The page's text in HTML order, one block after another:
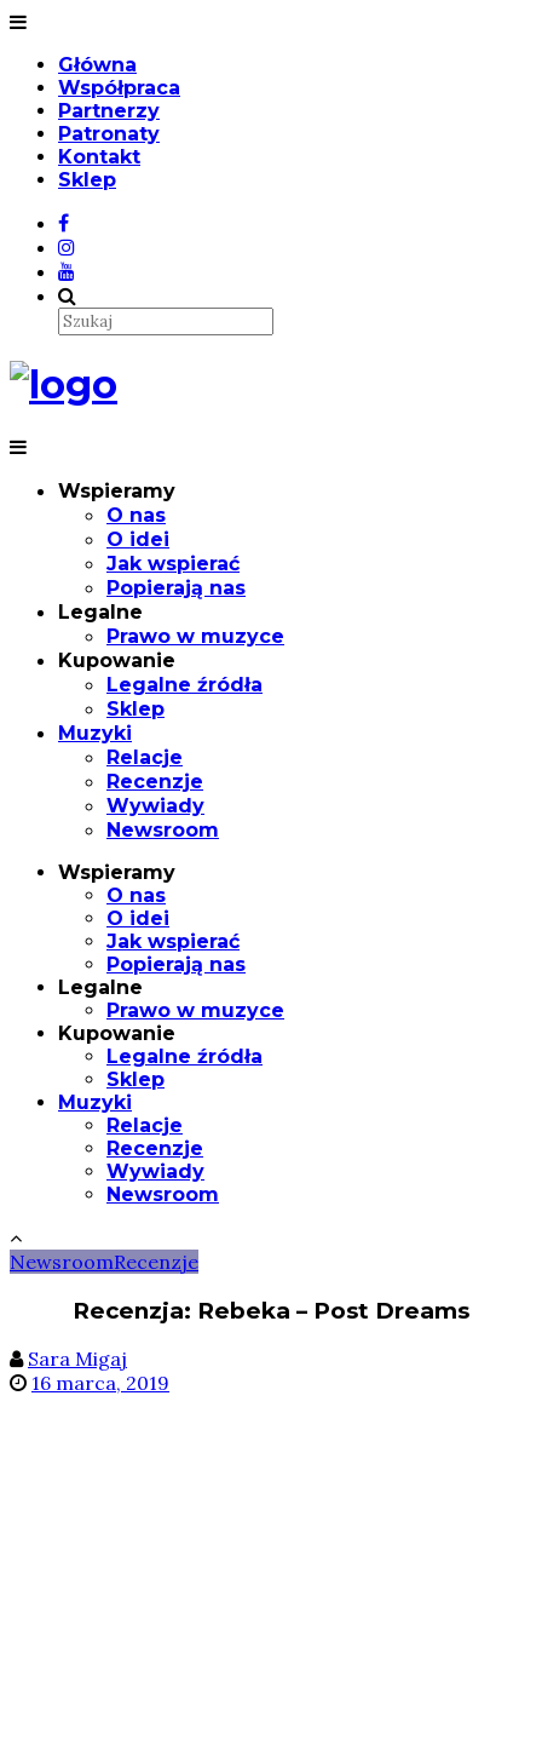
Główna
Współpraca
Partnerzy
Patronaty
Kontakt
Sklep
Wspieramy
O nas
O idei
Jak wspierać
Popierają nas
Legalne
Prawo w muzyce
Kupowanie
Legalne źródła
Sklep
Muzyki
Relacje
Recenzje
Wywiady
Newsroom
Wspieramy
O nas
O idei
Jak wspierać
Popierają nas
Legalne
Prawo w muzyce
Kupowanie
Legalne źródła
Sklep
Muzyki
Relacje
Recenzje
Wywiady
Newsroom
NewsroomRecenzje
Recenzja: Rebeka – Post Dreams
Sara Migaj
16 marca, 2019